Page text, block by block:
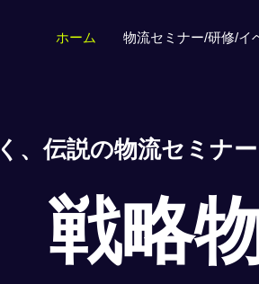
ホーム 物流セミナー/研修/イ
、伝説の物流セミナー
戦略